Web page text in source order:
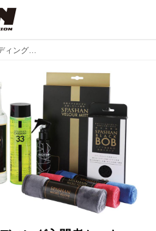
SPASHANカーコーディング入門者セット『RIZIN BOX』好評販売中！